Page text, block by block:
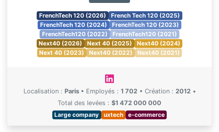
FrenchTech 120 (2026)
French Tech 120 (2025)
FrenchTech 120 (2024)
FrenchTech 120 (2023)
FrenchTech120 (2022)
FrenchTech120 (2021)
Next40 (2026)
Next 40 (2025)
Next40 (2024)
Next 40 (2023)
Next40 (2022) Next40 (2021)
Localisation : Paris • Employés : 1 702 • Création : 2012 •
Total des levées : $1 472 000 000
Large company
uxtech e-commerce